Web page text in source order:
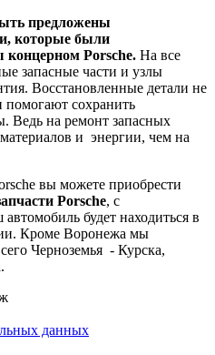
предложены
которые были
концерном Porsche. На все
запасные части и узлы
Восстановленные детали не
сохранить
Ведь на ремонт запасных
и энергии, чем на
вы можете приобрести
Porsche, с
будет находиться в
Кроме Воронежа мы
Черноземья - Курска,
данных